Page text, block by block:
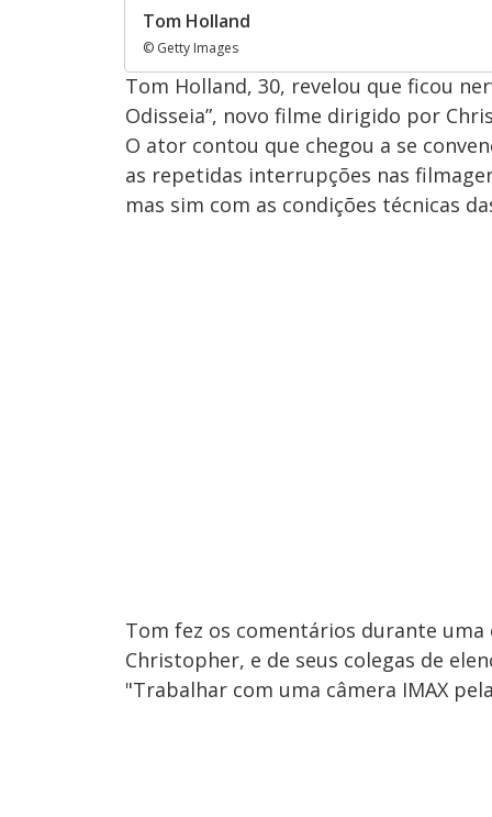
Tom Holland
© Getty Images
Tom Holland, 30, revelou que ficou
Odisseia”, novo filme dirigido por
O ator contou que chegou a se
as repetidas interrupções nas
mas sim com as condições técnicas
Tom fez os comentários durante
Christopher, e de seus colegas de
"Trabalhar com uma câmera IMAX